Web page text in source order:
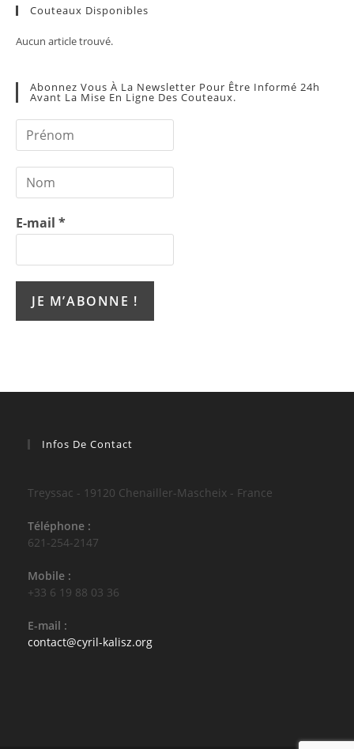
Couteaux Disponibles
Aucun article trouvé.
Abonnez Vous À La Newsletter Pour Être Informé 24h
Avant La Mise En Ligne Des Couteaux.
E-mail *
Infos De Contact
Treyssac - 19120 Chenailler-Mascheix - France
Téléphone :
621-254-2147
Mobile :
+33 6 19 88 03 36
E-mail :
contact@cyril-kalisz.orgS’ouvre